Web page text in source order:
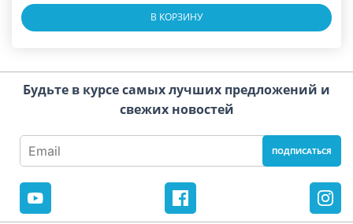
В КОРЗИНУ
Будьте в курсе самых лучших предложений и
свежих новостей